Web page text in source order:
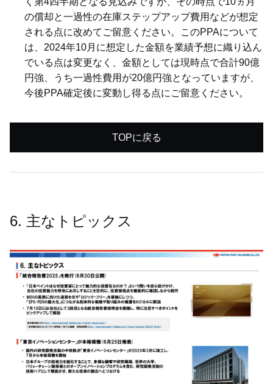
の償却と一過性の在庫ステップアップ費用などが想定
される点に改めてご留意ください。このPPAについて
は、2024年10月に想定した金額を業績予想に織り込ん
でいる点は変更なく、金額としては現時点で合計90億
円強、うち一過性費用が20億円強となっていますが、
今後PPA確定後に変動し得る点にご留意ください。
TOPに戻る
6. 主なトピックス